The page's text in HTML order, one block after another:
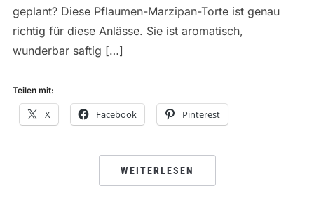
geplant? Diese Pflaumen-Marzipan-Torte ist genau
richtig für diese Anlässe. Sie ist aromatisch,
wunderbar saftig […]
Teilen mit:
X Facebook Pinterest
WEITERLESEN